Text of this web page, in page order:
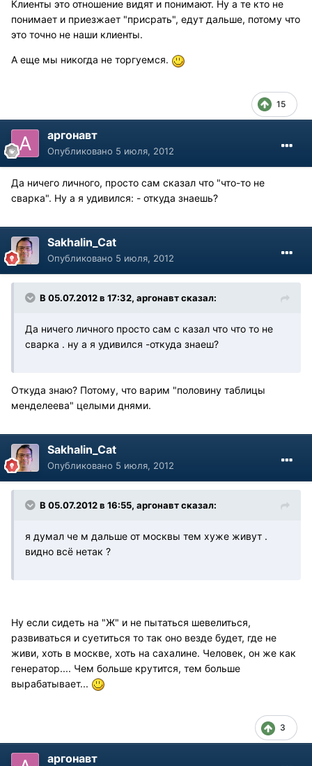
Клиенты это отношение видят и понимают. Ну а те кто не
понимает и приезжает "присрать", едут дальше, потому что
это точно не наши клиенты.
А еще мы никогда не торгуемся.
15
аргонавт
Опубликовано 5 июля, 2012
Да ничего личного, просто сам сказал что "что-то не
сварка". Ну а я удивился: - откуда знаешь?
Sakhalin_Cat
Опубликовано 5 июля, 2012
В 05.07.2012 в 17:32, аргонавт сказал:
Да ничего личного просто сам с казал что что то не
сварка . ну а я удивился -откуда знаеш?
Откуда знаю? Потому, что варим "половину таблицы
менделеева" целыми днями.
Sakhalin_Cat
Опубликовано 5 июля, 2012
В 05.07.2012 в 16:55, аргонавт сказал:
я думал че м дальше от москвы тем хуже живут .
видно всё нетак ?
Ну если сидеть на "Ж" и не пытаться шевелиться,
развиваться и суетиться то так оно везде будет, где не
живи, хоть в москве, хоть на сахалине. Человек, он же как
генератор.... Чем больше крутится, тем больше
вырабатывает...
3
аргонавт